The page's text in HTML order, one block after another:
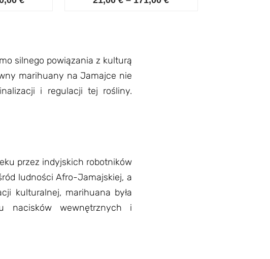
4.75
silnego powiązania z kulturą
marihuany na Jamajce nie
i regulacji tej rośliny.
przez indyjskich robotników
ludności Afro-Jamajskiej, a
kulturalnej, marihuana była
nacisków wewnętrznych i